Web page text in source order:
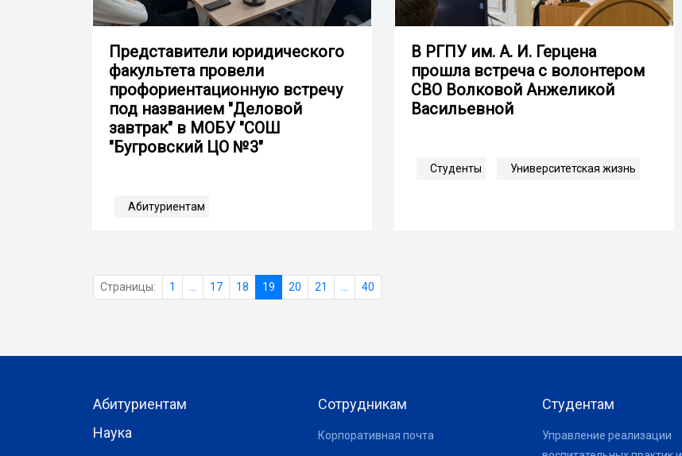
Представители юридического
факультета провели
профориентационную встречу
под названием "Деловой
завтрак" в МОБУ "СОШ
"Бугровский ЦО №3"
Абитуриентам
В РГПУ им. А. И. Герцена
прошла встреча с волонтером
СВО Волковой Анжеликой
Васильевной
Студенты Университетская жизнь
Страницы: 1 17 18 19 20 21 40
Абитуриентам
Наука
Сотрудникам
Корпоративная почта
Студентам
Управление реализации